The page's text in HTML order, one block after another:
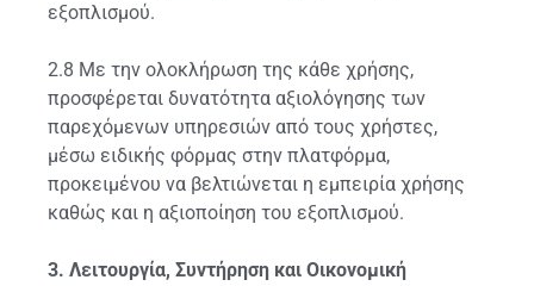
εξοπλισμού.
2.8 Με την ολοκλήρωση της κάθε χρήσης,
προσφέρεται δυνατότητα αξιολόγησης των
παρεχόμενων υπηρεσιών από τους χρήστες,
μέσω ειδικής φόρμας στην πλατφόρμα,
προκειμένου να βελτιώνεται η εμπειρία χρήσης
καθώς και η αξιοποίηση του εξοπλισμού.
3. Λειτουργία, Συντήρηση και Οικονομική